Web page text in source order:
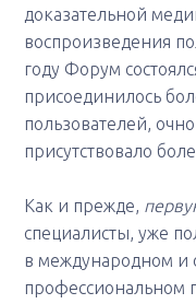
доказательной
воспроизведения
году Форум
присоединилось
пользователей,
присутствовало
Как и прежде,
специалисты, уже
в международном и
профессиональном